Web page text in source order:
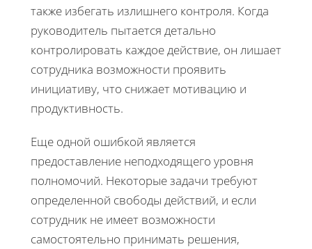
также избегать излишнего контроля. Когда
руководитель пытается детально
контролировать каждое действие, он лишает
сотрудника возможности проявить
инициативу, что снижает мотивацию и
продуктивность.
Еще одной ошибкой является
предоставление неподходящего уровня
полномочий. Некоторые задачи требуют
определенной свободы действий, и если
сотрудник не имеет возможности
самостоятельно принимать решения,